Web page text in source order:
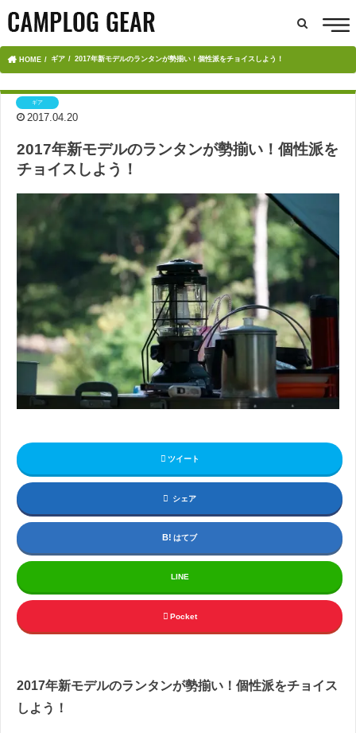
HOME ギア 2017年新モデルのランタンが勢揃い！個性派をチョイスしよう！
ギア
2017.04.20
2017年新モデルのランタンが勢揃い！個性派を
チョイスしよう！
ツイート
シェア
はてブ
LINE
Pocket
2017年新モデルのランタンが勢揃い！個性派をチョイス
しよう！